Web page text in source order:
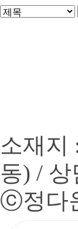
소재지
동) / 상
ⓒ정다